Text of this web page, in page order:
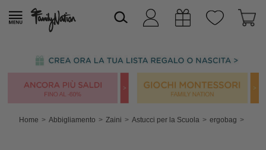
Home Abbigliamento Zaini Astucci per la Scuola ergobag